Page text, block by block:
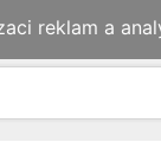
reklam a